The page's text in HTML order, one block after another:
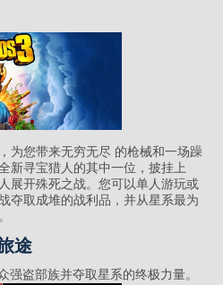
为您带来无穷无尽 的枪械和一场躁
新寻宝猎人的其中一位，披挂上
展开殊死之战。您可以单人游玩或
夺取成堆的战利品，并从星系最为
途
强盗部族并夺取星系的终极力量。